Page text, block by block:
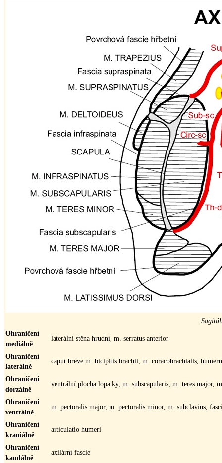
Ohraničení
mediálně
laterální stěna hrudní, m. serratus anterior
Ohraničení
laterálně
caput breve m. bicipitis brachii, m. coracobrachialis,
Ohraničení
dorzálně
ventrální plocha lopatky, m. subscapularis, m. teres major,
Ohraničení
ventrálně
m. pectoralis major, m. pectoralis minor, m. subclavius,
Ohraničení
kraniálně
articulatio humeri
Ohraničení
kaudálně
axilární fascie